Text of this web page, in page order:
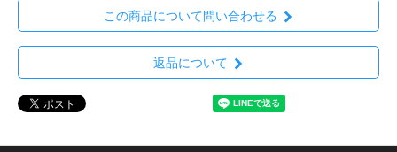
この商品について問い合わせる
返品について